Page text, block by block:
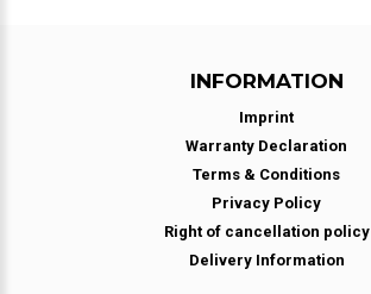
INFORMATION
Imprint
Warranty Declaration
Terms & Conditions
Privacy Policy
Right of cancellation policy
Delivery Information